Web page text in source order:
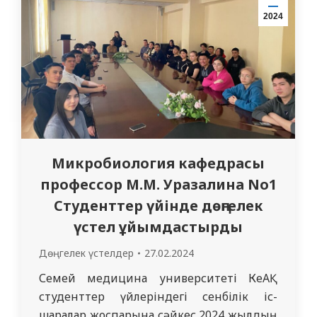
бағдар беру жұмыстары басталды. Аталған
іс-шаралар білім алушыларда жоғары
патриоттық сананы, Отанды…
2024
Микробиология кафедрасы
профессор М.М. Уразалина No1
Студенттер үйінде дөңгелек
үстел ұйымдастырды
Дөңгелек үстелдер 27.02.2024
Семей медицина университеті КеАҚ
студенттер үйлеріндегі сенбілік іс-